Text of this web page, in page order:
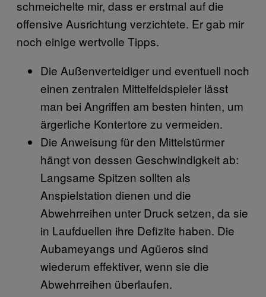
schmeichelte mir, dass er erstmal auf die
offensive Ausrichtung verzichtete. Er gab mir
noch einige wertvolle Tipps.
Die Außenverteidiger und eventuell noch
einen zentralen Mittelfeldspieler lässt
man bei Angriffen am besten hinten, um
ärgerliche Kontertore zu vermeiden.
Die Anweisung für den Mittelstürmer
hängt von dessen Geschwindigkeit ab:
Langsame Spitzen sollten als
Anspielstation dienen und die
Abwehrreihen unter Druck setzen, da sie
in Laufduellen ihre Defizite haben. Die
Aubameyangs und Agüeros sind
wiederum effektiver, wenn sie die
Abwehrreihen überlaufen.